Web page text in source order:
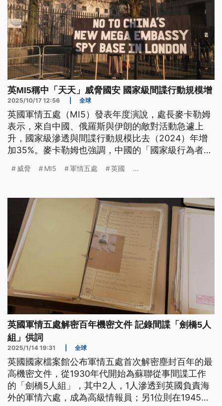
英MI5稱中「天天」威脅國安 國家級間諜行動規模增
2025/10/17 12:56 全球
英國軍情五處（MI5）發表年度演說，處長麥卡勒姆
表示，來自中國、俄羅斯與伊朗的敵對活動急遽上
升，國家級滲透與間諜行動規模比去（2024）年增
加35%。麥卡勒姆也強調，中國的「國家級行為者」
如此。由於有2名涉嫌替中方刺探情報者獲檢方撤
威脅 MI5 軍情五處 英國 ...
英國軍情五處解密百年機密文件 記錄間諜「劍橋5人
組」供詞
2025/1/14 19:31 全球
英國國家檔案館公布軍情五處首次解密塵封百年的最
高機密文件，從1930年代開始為蘇聯從事間諜工作
的「劍橋5人組」，其中2人，1人滲透到英國負責海
外的軍情六處，成為高級情報員；另1位則在1945年